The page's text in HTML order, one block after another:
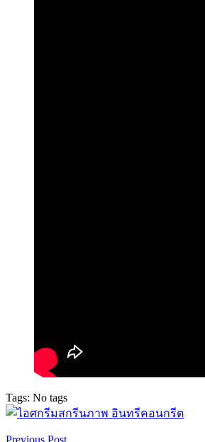
Tags: No tags
Previous Post